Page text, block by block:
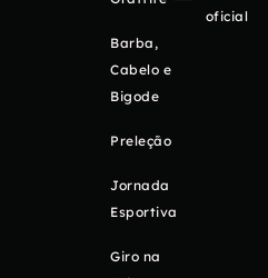
Barba,
Cabelo e
Bigode
Preleção
Jornada
Esportiva
Giro na
oficial